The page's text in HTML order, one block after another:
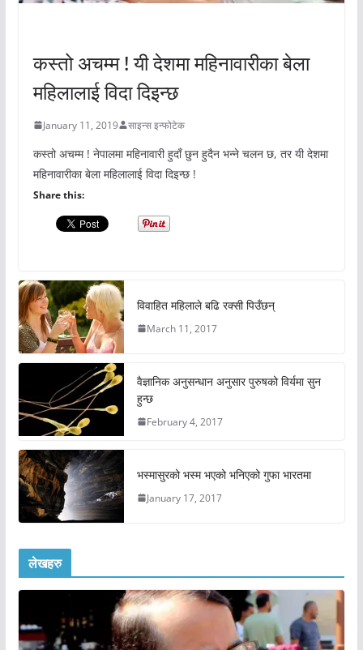
कस्तो अचम्म ! यी देशमा महिनावारीका बेला
महिलालाई विदा दिइन्छ
January 11, 2019 साइन्स इन्फोटेक
कस्तो अचम्म ! नेपालमा महिनावारी हुदाँ छुन हुदैन भन्ने चलन छ, तर यी देशमा
महिनावारीका बेला महिलालाई विदा दिइन्छ !
Share this:
विवाहित महिलाले बढि रक्सी पिउँछन्
March 11, 2017
वैज्ञानिक अनुसन्धान अनुसार पुरुषको विर्यमा सुन
हुन्छ
February 4, 2017
भस्मासुरको भस्म भएको भनिएको गुफा भारतमा
January 17, 2017
लेखहरु